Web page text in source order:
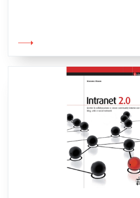
la fa), dedicato al tema, ma
social intranet or an intranet